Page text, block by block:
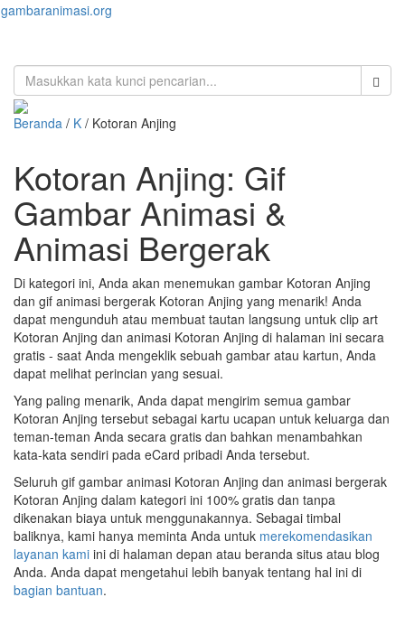
gambaranimasi.org
Beranda / K / Kotoran Anjing
Kotoran Anjing: Gif
Gambar Animasi &
Animasi Bergerak
Di kategori ini, Anda akan menemukan gambar Kotoran Anjing
dan gif animasi bergerak Kotoran Anjing yang menarik! Anda
dapat mengunduh atau membuat tautan langsung untuk clip art
Kotoran Anjing dan animasi Kotoran Anjing di halaman ini secara
gratis - saat Anda mengeklik sebuah gambar atau kartun, Anda
dapat melihat perincian yang sesuai.
Yang paling menarik, Anda dapat mengirim semua gambar
Kotoran Anjing tersebut sebagai kartu ucapan untuk keluarga dan
teman-teman Anda secara gratis dan bahkan menambahkan
kata-kata sendiri pada eCard pribadi Anda tersebut.
Seluruh gif gambar animasi Kotoran Anjing dan animasi bergerak
Kotoran Anjing dalam kategori ini 100% gratis dan tanpa
dikenakan biaya untuk menggunakannya. Sebagai timbal
baliknya, kami hanya meminta Anda untuk merekomendasikan
layanan kami ini di halaman depan atau beranda situs atau blog
Anda. Anda dapat mengetahui lebih banyak tentang hal ini di
bagian bantuan.